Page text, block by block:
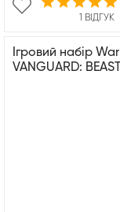
1 ВІДГУК
Ігровий набір
VANGUARD: